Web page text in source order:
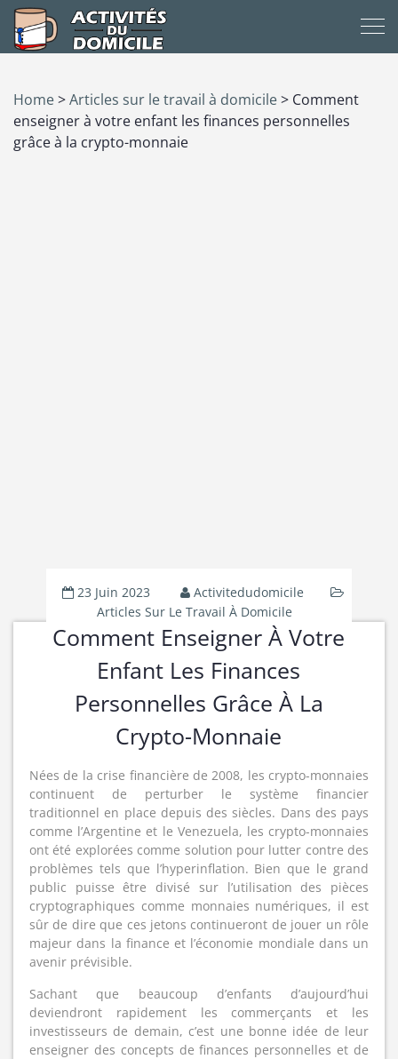
Home>Articles sur le travail à domicile> Comment
enseigner à votre enfant les finances personnelles
grâce à la crypto-monnaie
23 Juin 2023
Activitedudomicile
Articles Sur Le Travail À Domicile
Comment Enseigner À Votre
Enfant Les Finances
Personnelles Grâce À La
Crypto-Monnaie
Nées de la crise financière de 2008, les crypto-monnaies
continuent de perturber le système financier
traditionnel en place depuis des siècles. Dans des pays
comme l’Argentine et le Venezuela, les crypto-monnaies
ont été explorées comme solution pour lutter contre des
problèmes tels que l’hyperinflation. Bien que le grand
public puisse être divisé sur l’utilisation des pièces
cryptographiques comme monnaies numériques, il est
sûr de dire que ces jetons continueront de jouer un rôle
majeur dans la finance et l’économie mondiale dans un
avenir prévisible.
Sachant que beaucoup d’enfants d’aujourd’hui
deviendront rapidement les commerçants et les
investisseurs de demain, c’est une bonne idée de leur
enseigner des concepts de finances personnelles et de